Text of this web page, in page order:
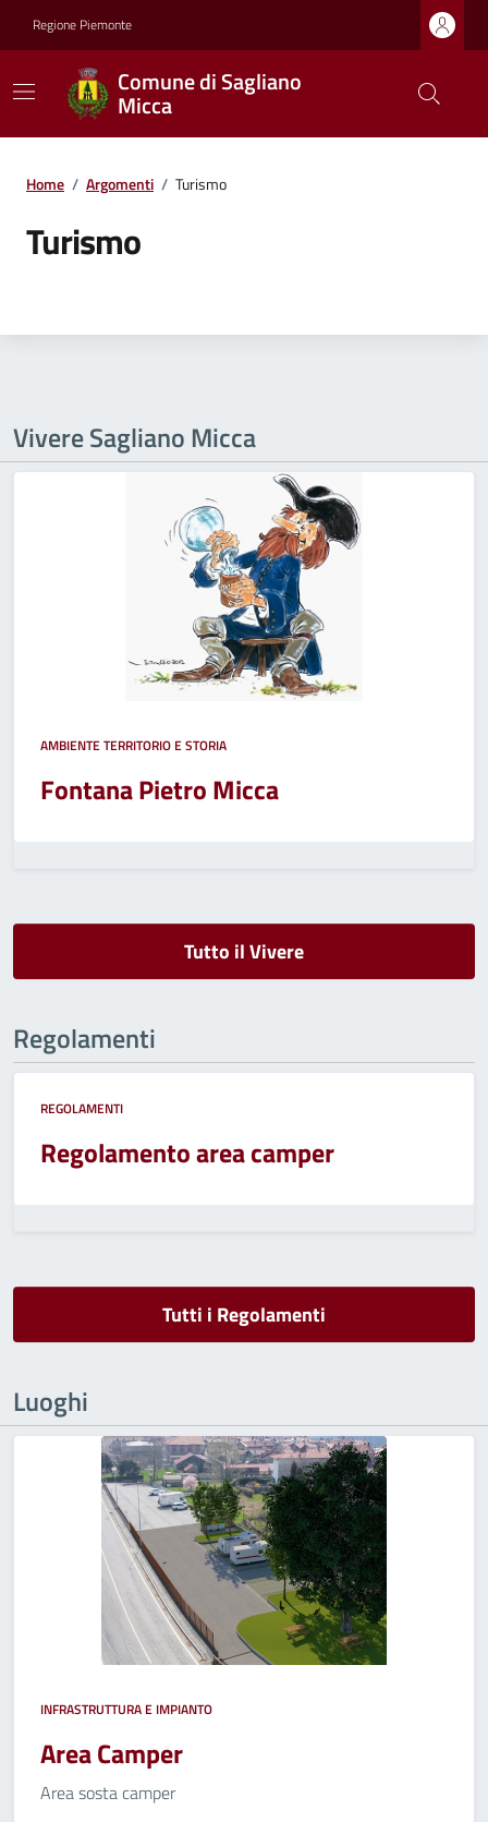
Regione Piemonte
Comune di Sagliano
Micca
Home / Argomenti / Turismo
Turismo
Vivere Sagliano Micca
AMBIENTE TERRITORIO E STORIA
Fontana Pietro Micca
Tutto il Vivere
Regolamenti
REGOLAMENTI
Regolamento area camper
Tutti i Regolamenti
Luoghi
INFRASTRUTTURA E IMPIANTO
Area Camper
Area sosta camper